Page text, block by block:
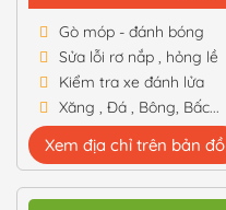
Gò móp - đánh bóng
Sửa lỗi rơ nắp , hỏng lề
Kiểm tra xe đánh lửa
Xăng , Đá , Bông, Bấc...
Xem địa chỉ trên bản đồ